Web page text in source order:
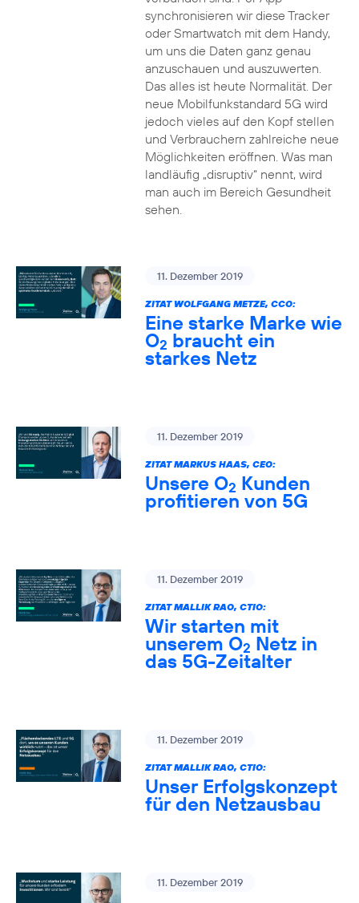
synchronisieren wir diese Tracker
oder Smartwatch mit dem Handy,
um uns die Daten ganz genau
anzuschauen und auszuwerten.
Das alles ist heute Normalität. Der
neue Mobilfunkstandard 5G wird
jedoch vieles auf den Kopf stellen
und Verbrauchern zahlreiche neue
Möglichkeiten eröffnen. Was man
landläufig „disruptiv“ nennt, wird
man auch im Bereich Gesundheit
sehen.
11. Dezember 2019
ZITAT WOLFGANG METZE, CCO:
Eine starke Marke wie
O2 braucht ein
starkes Netz
11. Dezember 2019
ZITAT MARKUS HAAS, CEO:
Unsere O2 Kunden
profitieren von 5G
11. Dezember 2019
ZITAT MALLIK RAO, CTIO:
Wir starten mit
unserem O2 Netz in
das 5G-Zeitalter
11. Dezember 2019
ZITAT MALLIK RAO, CTIO:
Unser Erfolgskonzept
für den Netzausbau
11. Dezember 2019